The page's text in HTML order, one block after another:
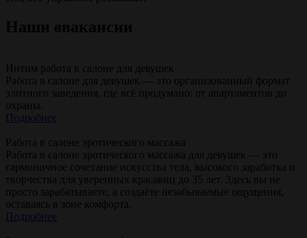
Наши ввакансии
Интим работа в салоне для девушек
Работа в салоне для девушек — это организованный формат
элитного заведения, где всё продумано: от апартаментов до
охраны.
Подробнее
Работа в салоне эротического массажа
Работа в салоне эротического массажа для девушек — это
гармоничное сочетание искусства тела, высокого заработка и
творчества для уверенных красавиц до 35 лет. Здесь вы не
просто зарабатываете, а создаёте незабываемые ощущения,
оставаясь в зоне комфорта.
Подробнее